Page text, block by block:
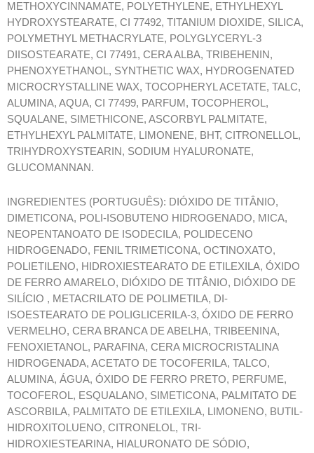
METHOXYCINNAMATE, POLYETHYLENE, ETHYLHEXYL
HYDROXYSTEARATE, CI 77492, TITANIUM DIOXIDE, SILICA,
POLYMETHYL METHACRYLATE, POLYGLYCERYL-3
DIISOSTEARATE, CI 77491, CERA ALBA, TRIBEHENIN,
PHENOXYETHANOL, SYNTHETIC WAX, HYDROGENATED
MICROCRYSTALLINE WAX, TOCOPHERYL ACETATE, TALC,
ALUMINA, AQUA, CI 77499, PARFUM, TOCOPHEROL,
SQUALANE, SIMETHICONE, ASCORBYL PALMITATE,
ETHYLHEXYL PALMITATE, LIMONENE, BHT, CITRONELLOL,
TRIHYDROXYSTEARIN, SODIUM HYALURONATE,
GLUCOMANNAN.
INGREDIENTES (PORTUGUÊS): DIÓXIDO DE TITÂNIO,
DIMETICONA, POLI-ISOBUTENO HIDROGENADO, MICA,
NEOPENTANOATO DE ISODECILA, POLIDECENO
HIDROGENADO, FENIL TRIMETICONA, OCTINOXATO,
POLIETILENO, HIDROXIESTEARATO DE ETILEXILA, ÓXIDO
DE FERRO AMARELO, DIÓXIDO DE TITÂNIO, DIÓXIDO DE
SILÍCIO , METACRILATO DE POLIMETILA, DI-
ISOESTEARATO DE POLIGLICERILA-3, ÓXIDO DE FERRO
VERMELHO, CERA BRANCA DE ABELHA, TRIBEENINA,
FENOXIETANOL, PARAFINA, CERA MICROCRISTALINA
HIDROGENADA, ACETATO DE TOCOFERILA, TALCO,
ALUMINA, ÁGUA, ÓXIDO DE FERRO PRETO, PERFUME,
TOCOFEROL, ESQUALANO, SIMETICONA, PALMITATO DE
ASCORBILA, PALMITATO DE ETILEXILA, LIMONENO, BUTIL-
HIDROXITOLUENO, CITRONELOL, TRI-
HIDROXIESTEARINA, HIALURONATO DE SÓDIO,